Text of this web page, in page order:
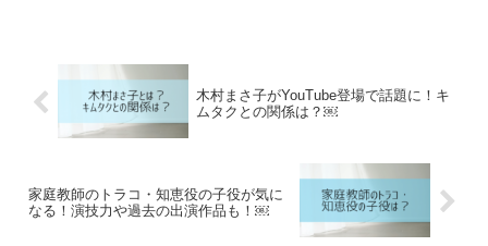
木村まさ子がYouTube登場で話題に！キ
ムタクとの関係は？￼
家庭教師のトラコ・知恵役の子役が気に
なる！演技力や過去の出演作品も！￼